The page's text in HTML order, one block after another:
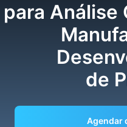
para Análise
de
Agendar